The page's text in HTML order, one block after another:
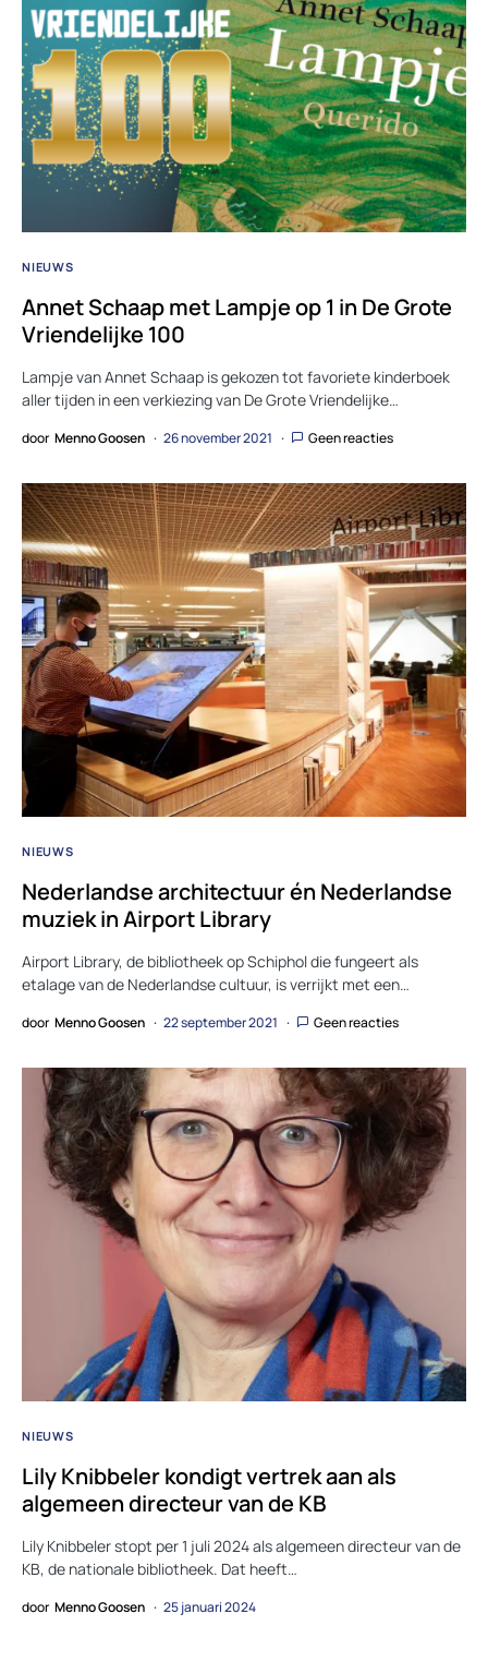
NIEUWS
Annet Schaap met Lampje op 1 in De Grote
Vriendelijke 100
Lampje van Annet Schaap is gekozen tot favoriete kinderboek
aller tijden in een verkiezing van De Grote Vriendelijke…
door Menno Goosen 26 november 2021 Geen reacties
NIEUWS
Nederlandse architectuur én Nederlandse
muziek in Airport Library
Airport Library, de bibliotheek op Schiphol die fungeert als
etalage van de Nederlandse cultuur, is verrijkt met een…
door Menno Goosen 22 september 2021 Geen reacties
NIEUWS
Lily Knibbeler kondigt vertrek aan als
algemeen directeur van de KB
Lily Knibbeler stopt per 1 juli 2024 als algemeen directeur van de
KB, de nationale bibliotheek. Dat heeft…
door Menno Goosen 25 januari 2024